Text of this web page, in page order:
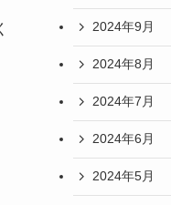
2024年9月
2024年8月
2024年7月
2024年6月
2024年5月